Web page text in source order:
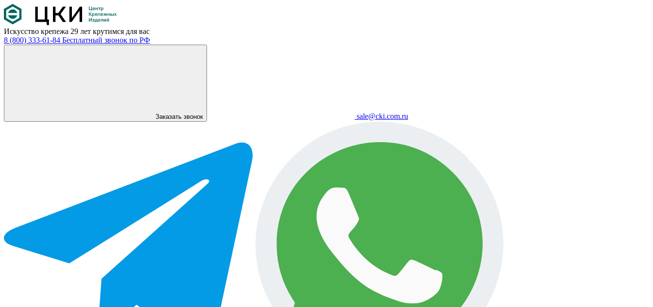
Искусство крепежа 29 лет крутимся для вас
8 (800) 333-61-84 Бесплатный звонок по РФ
Заказать звонок sale@cki.com.ru